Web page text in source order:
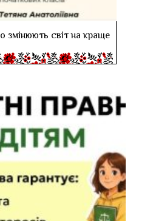
змінюють світ на краще